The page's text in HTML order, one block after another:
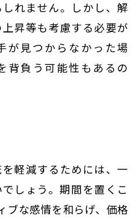
れません。しかし、解
昇等も考慮する必要が
が見つからなかった場
背負う可能性もあるの
軽減するためには、一
しょう。期間を置くこ
ブな感情を和らげ、価格